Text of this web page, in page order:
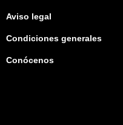
Aviso legal
Condiciones generales
Conócenos